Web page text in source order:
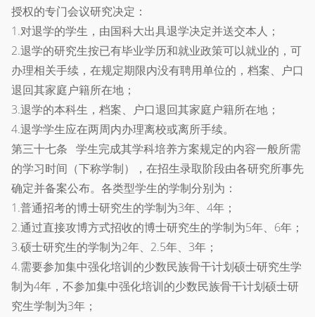
授权的专门会议研究决定：
1.对退学的学生，由国科大出具退学决定并送交本人；
2.退学的研究生按已有毕业学历和就业政策可以就业的，可
办理相关手续，在规定期限内没有聘用单位的，档案、户口
退回其家庭户籍所在地；
3.退学的本科生，档案、户口退回其家庭户籍所在地；
4.退学学生应在两周内办理离校或离所手续。
第三十七条 学生完成其学科培养方案规定的内容一般所需
的学习时间（下称学制），在招生录取阶段由各研究所事先
确定并备案公布。各类型学生的学制分别为：
1.普通招考的博士研究生的学制为3年、4年；
2.通过直接攻博方式招收的博士研究生的学制为5年、6年；
3.硕士研究生的学制为2年、2.5年、3年；
4.需要参加集中强化培训的少数民族骨干计划硕士研究生学
制为4年，不参加集中强化培训的少数民族骨干计划硕士研
究生学制为3年；